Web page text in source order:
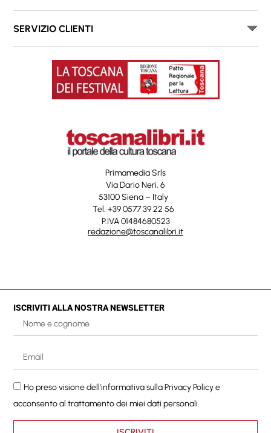
SERVIZIO CLIENTI
Primamedia Srls
Via Dario Neri, 6
53100 Siena – Italy
Tel. +39 0577 39 22 56
P.IVA 01484680523
redazione@toscanalibri.it
ISCRIVITI ALLA NOSTRA NEWSLETTER
Ho preso visione dell'informativa sullaPrivacy Policye
acconsento al trattamento dei miei dati personali.